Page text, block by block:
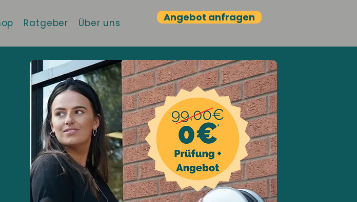
Ratgeber Über uns Angebot anfragen